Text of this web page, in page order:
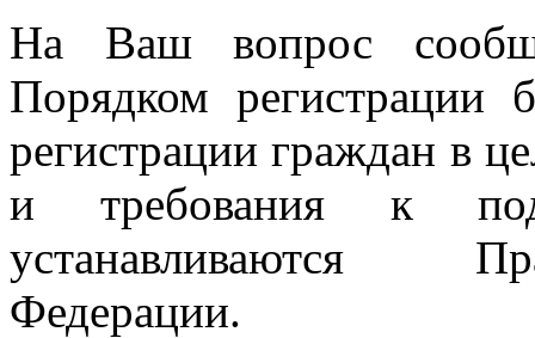
На Ваш вопрос
Порядком регистрации
регистрации граждан в
и требования к
устанавливаются
Федерации.